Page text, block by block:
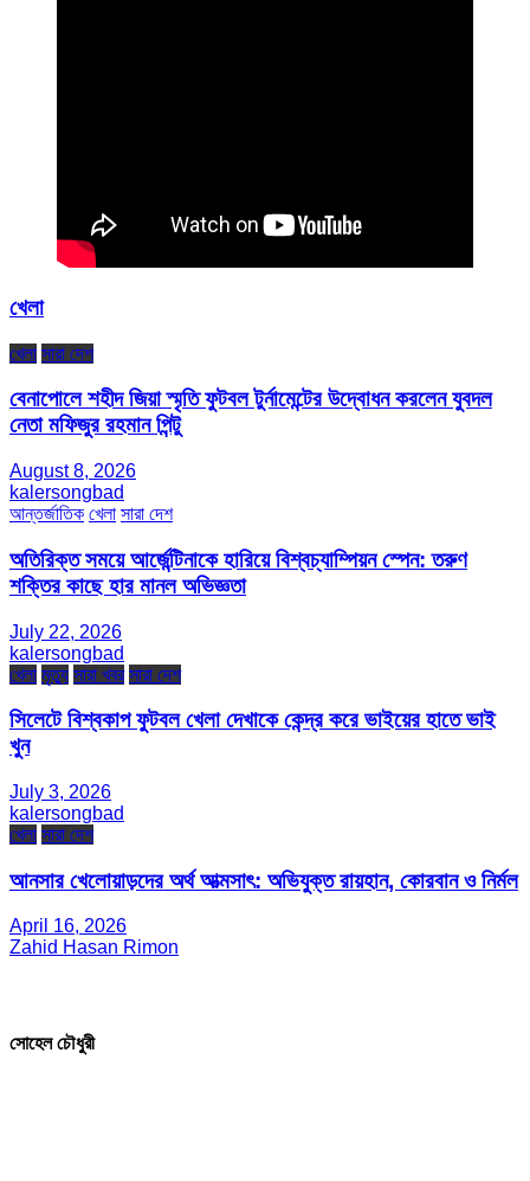
খেলা
খেলা সারা দেশ
বেনাপোলে শহীদ জিয়া স্মৃতি ফুটবল টুর্নামেন্টের উদ্বোধন করলেন যুবদল
নেতা মফিজুর রহমান পিন্টু
August 8, 2026
kalersongbad
আন্তর্জাতিক খেলা সারা দেশ
অতিরিক্ত সময়ে আর্জেন্টিনাকে হারিয়ে বিশ্বচ্যাম্পিয়ন স্পেন: তরুণ
শক্তির কাছে হার মানল অভিজ্ঞতা
July 22, 2026
kalersongbad
খেলা মৃত্যু সারা খবর সারা দেশ
সিলেটে বিশ্বকাপ ফুটবল খেলা দেখাকে কেন্দ্র করে ভাইয়ের হাতে ভাই
খুন
July 3, 2026
kalersongbad
খেলা সারা দেশ
আনসার খেলোয়াড়দের অর্থ আত্মসাৎ: অভিযুক্ত রায়হান, কোরবান ও নির্মল
April 16, 2026
Zahid Hasan Rimon
সোহেল চৌধুরী